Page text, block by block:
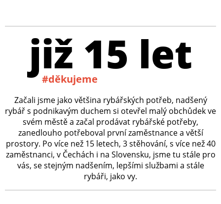
již 15 let
#děkujeme
Začali jsme jako většina rybářských potřeb, nadšený
rybář s podnikavým duchem si otevřel malý obchůdek ve
svém městě a začal prodávat rybářské potřeby,
zanedlouho potřeboval první zaměstnance a větší
prostory. Po více než 15 letech, 3 stěhování, s více než 40
zaměstnanci, v Čechách i na Slovensku, jsme tu stále pro
vás, se stejným nadšením, lepšími službami a stále
rybáři, jako vy.